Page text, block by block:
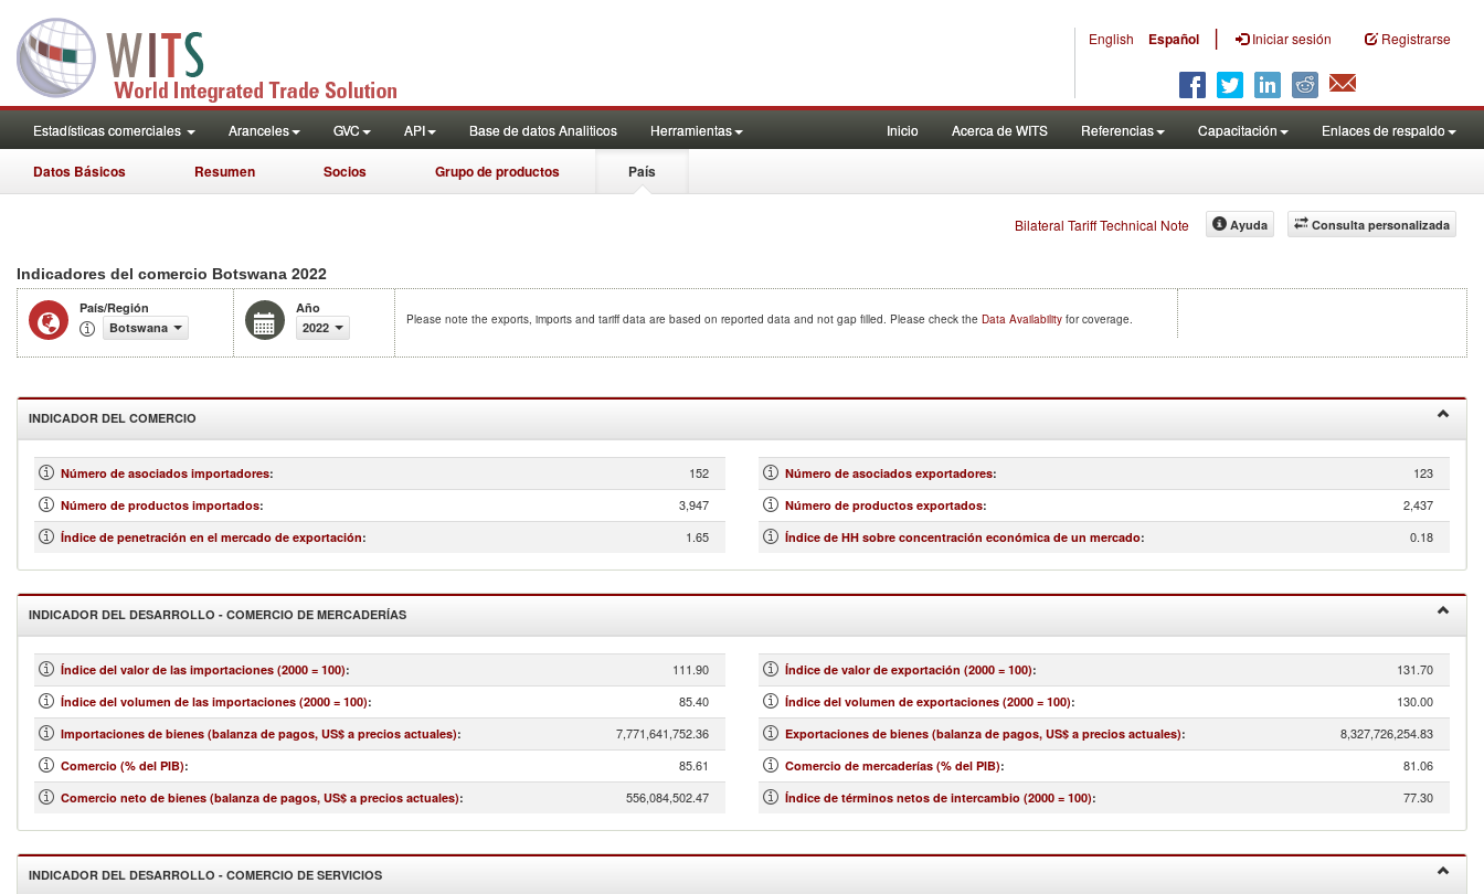
English Español | Iniciar sesión Registrarse
Estadísticas comerciales Aranceles GVC API Base de datos Analiticos Herramientas Inicio Acerca de WITS Referencias Capacitación Enlaces de respaldo
Datos Básicos Resumen Socios Grupo de productos País
Bilateral Tariff Technical Note Consulta personalizada
Ayuda
Indicadores del comercio Botswana 2022
País/Región
Botswana
Año
2022
Please note the exports, imports and tariff data are based on reported data and not gap filled. Please check the Data Availability for coverage.
INDICADOR DEL COMERCIO
Número de asociados importadores: 152
Número de productos importados: 3,947
Índice de penetración en el mercado de exportación: 1.65
Número de asociados exportadores: 123
Número de productos exportados: 2,437
Índice de HH sobre concentración económica de un mercado: 0.18
INDICADOR DEL DESARROLLO - COMERCIO DE MERCADERÍAS
Índice del valor de las importaciones (2000 = 100): 111.90
Índice del volumen de las importaciones (2000 = 100): 85.40
Importaciones de bienes (balanza de pagos, US$ a precios actuales): 7,771,641,752.36
Comercio (% del PIB): 85.61
Comercio neto de bienes (balanza de pagos, US$ a precios actuales): 556,084,502.47
Índice de valor de exportación (2000 = 100): 131.70
Índice del volumen de exportaciones (2000 = 100): 130.00
Exportaciones de bienes (balanza de pagos, US$ a precios actuales): 8,327,726,254.83
Comercio de mercaderías (% del PIB): 81.06
Índice de términos netos de intercambio (2000 = 100): 77.30
INDICADOR DEL DESARROLLO - COMERCIO DE SERVICIOS